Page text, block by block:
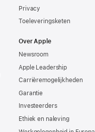
Privacy
Toeleveringsketen
Over Apple
Newsroom
Apple Leadership
Carrièremogelijkheden
Garantie
Investeerders
Ethiek en naleving